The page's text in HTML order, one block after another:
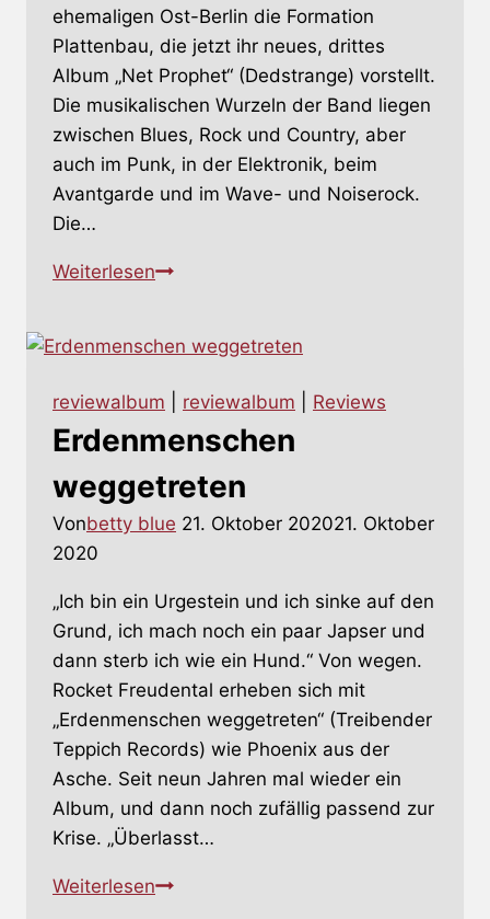
ehemaligen Ost-Berlin die Formation
Plattenbau, die jetzt ihr neues, drittes
Album „Net Prophet“ (Dedstrange) vorstellt.
Die musikalischen Wurzeln der Band liegen
zwischen Blues, Rock und Country, aber
auch im Punk, in der Elektronik, beim
Avantgarde und im Wave- und Noiserock.
Die…
WeiterlesenPLATTENBAU
Prophet
reviewalbum
reviewalbum Reviews
Erdenmenschen
weggetreten
Vonbetty blue 21. Oktober 202021. Oktober
2020
„Ich bin ein Urgestein und ich sinke auf den
Grund, ich mach noch ein paar Japser und
dann sterb ich wie ein Hund.“ Von wegen.
Rocket Freudental erheben sich mit
„Erdenmenschen weggetreten“ (Treibender
Teppich Records) wie Phoenix aus der
Asche. Seit neun Jahren mal wieder ein
Album, und dann noch zufällig passend zur
Krise. „Überlasst…
WeiterlesenErdenmenschen